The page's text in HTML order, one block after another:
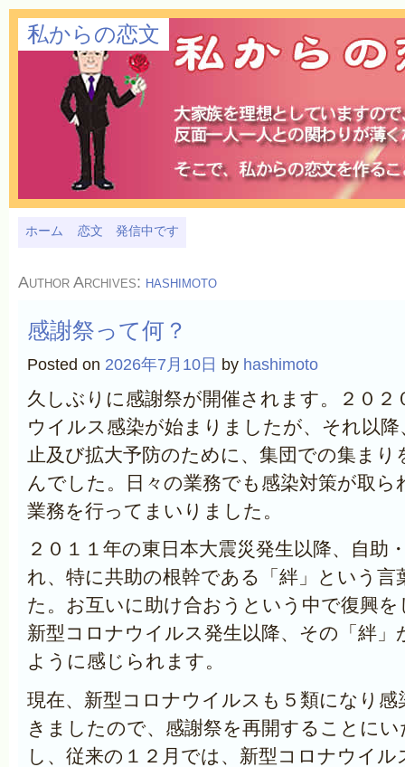
私からの恋文
ホーム 恋文 発信中です
Author Archives: hashimoto
感謝祭って何？
Posted on 2026年7月10日 by hashimoto
久しぶりに感謝祭が開催されます。２０２
ウイルス感染が始まりましたが、それ以
止及び拡大予防のために、集団での集ま
んでした。日々の業務でも感染対策が取ら
業務を行ってまいりました。
２０１１年の東日本大震災発生以降、自助
れ、特に共助の根幹である「絆」という言
た。お互いに助け合おうという中で復興
新型コロナウイルス発生以降、その「絆
ように感じられます。
現在、新型コロナウイルスも５類になり感
きましたので、感謝祭を再開することに
し、従来の１２月では、新型コロナウイ